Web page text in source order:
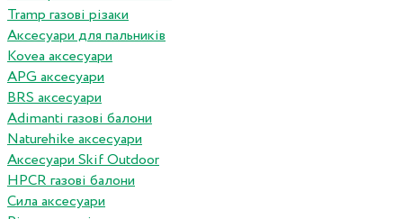
Tramp газові різаки
Аксесуари для пальників
Kovea аксесуари
APG аксесуари
BRS аксесуари
Adimanti газові балони
Naturehike аксесуари
Аксесуари Skif Outdoor
HPCR газові балони
Сила аксесуари